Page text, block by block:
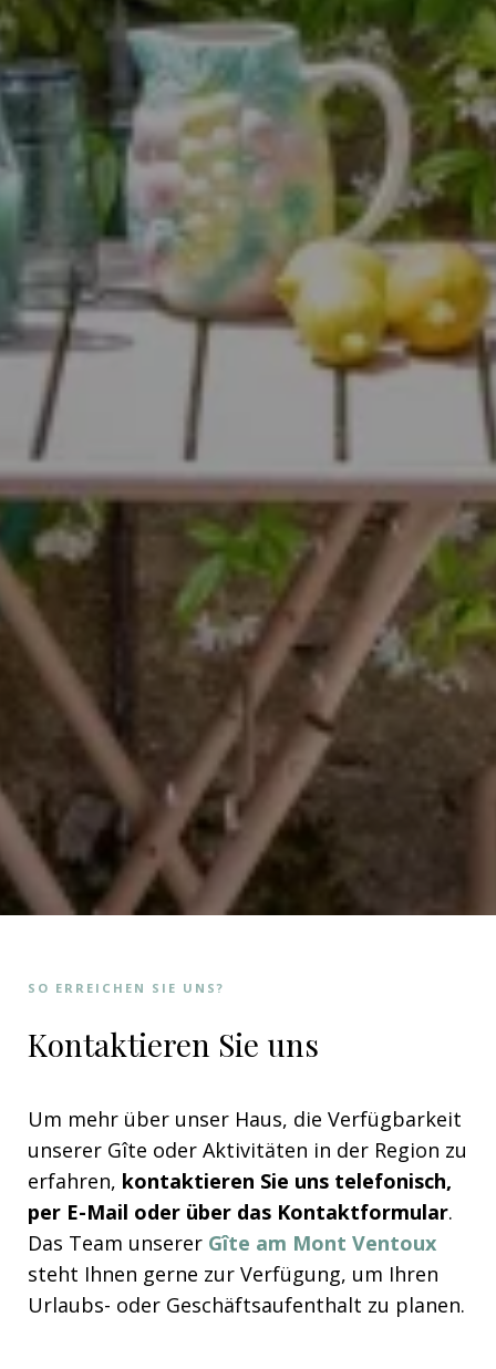
SO ERREICHEN SIE UNS?
Kontaktieren Sie uns
Um mehr über unser Haus, die Verfügbarkeit
unserer Gîte oder Aktivitäten in der Region zu
erfahren, kontaktieren Sie uns telefonisch,
per E-Mail oder über das Kontaktformular.
Das Team unserer Gîte am Mont Ventoux
steht Ihnen gerne zur Verfügung, um Ihren
Urlaubs- oder Geschäftsaufenthalt zu planen.